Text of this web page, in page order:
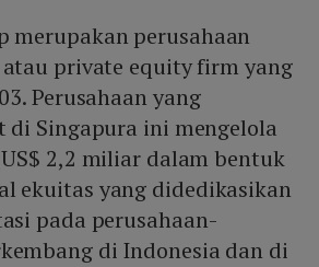
merupakan perusahaan
private equity firm yang
Perusahaan yang
di Singapura ini mengelola
2,2 miliar dalam bentuk
ekuitas yang didedikasikan
pada perusahaan-
di Indonesia dan di